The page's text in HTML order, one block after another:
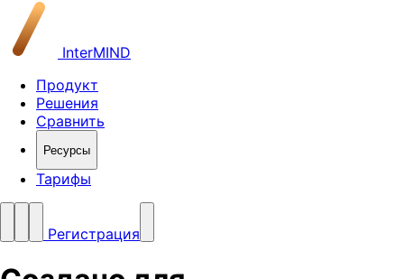
InterMIND
Продукт
Решения
Сравнить
Ресурсы
Тарифы
Регистрация